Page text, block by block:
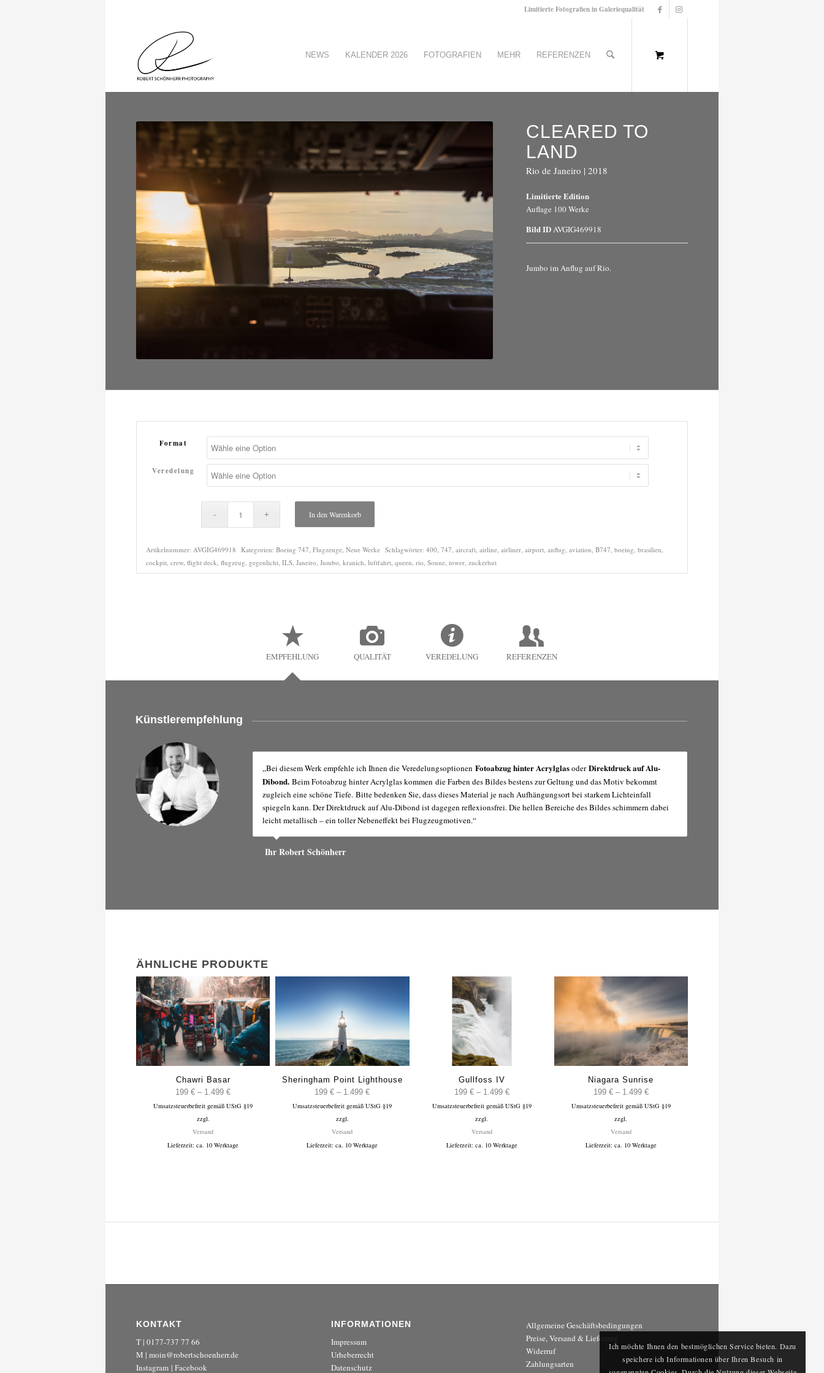
Limitierte Fotografien in Galeriequalität
NEWS KALENDER 2026 FOTOGRAFIEN MEHR REFERENZEN
CLEARED TO
LAND
Rio de Janeiro | 2018
Limitierte Edition
Auflage 100 Werke
Bild IDAVGIG469918
Jumbo im Anflug auf Rio.
Format
Veredelung
In den Warenkorb
Artikelnummer: AVGIG469918 Kategorien: Boeing 747, Flugzeuge, Neue Werke Schlagwörter: 400, 747, aircraft, airline, airliner, airport, anflug, aviation, B747, boeing, brasilien,
cockpit, crew, flight deck, flugzeug, gegenlicht, ILS, Janeiro, Jumbo, kranich, luftfahrt, queen, rio, Sonne, tower, zuckerhut
EMPFEHLUNG QUALITÄT VEREDELUNG REFERENZEN
Künstlerempfehlung
„Bei diesem Werk empfehle ich Ihnen die Veredelungsoptionen Fotoabzug hinter AcrylglasoderDirektdruck auf Alu-
Dibond. Beim Fotoabzug hinter Acrylglas kommen die Farben des Bildes bestens zur Geltung und das Motiv bekommt
zugleich eine schöne Tiefe. Bitte bedenken Sie, dass dieses Material je nach Aufhängungsort bei starkem Lichteinfall
spiegeln kann. Der Direktdruck auf Alu-Dibond ist dagegen reflexionsfrei. Die hellen Bereiche des Bildes schimmern dabei
leicht metallisch – ein toller Nebeneffekt bei Flugzeugmotiven.“
Ihr Robert Schönherr
ÄHNLICHE PRODUKTE
Chawri Basar
199€ – 1.499€Preisspanne:
199 €
Umsatzsteuerbefreit gemäß UStG §19
zzgl.
Versand
Lieferzeit: ca. 10 Werktage
Sheringham Point Lighthouse
199€ – 1.499€Preisspanne:
199 €
Umsatzsteuerbefreit gemäß UStG §19
zzgl.
Versand
Lieferzeit: ca. 10 Werktage
Gullfoss IV
199 € – 1.499 €Preisspanne:
199 €
Umsatzsteuerbefreit gemäß UStG §19
zzgl.
Versand
Lieferzeit: ca. 10 Werktage
Niagara Sunrise
199 € – 1.499 €Preisspanne:
199 €
Umsatzsteuerbefreit gemäß UStG §19
zzgl.
Versand
Lieferzeit: ca. 10 Werktage
KONTAKT
T | 0177-737 77 66
M | moin@robertschoenherr.de
Instagram | Facebook
INFORMATIONEN
Impressum
Urheberrecht
Datenschutz
Allgemeine Geschäftsbedingungen
Preise, Versand & Lieferung
Widerruf
Zahlungsarten
Ich möchte Ihnen den bestmöglichen Service bieten. Dazu
speichere ich Informationen über Ihren Besuch in